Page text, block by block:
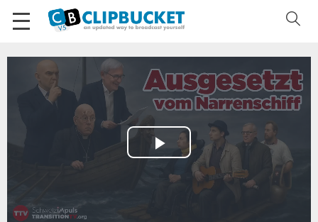
Play
Video